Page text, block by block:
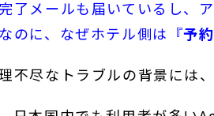
了メールも届いているし、
のに、なぜホテル側は『予
不尽なトラブルの背景には